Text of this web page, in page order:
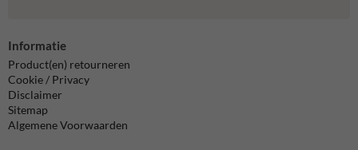
Informatie
Product(en) retourneren
Cookie / Privacy
Disclaimer
Sitemap
Algemene Voorwaarden